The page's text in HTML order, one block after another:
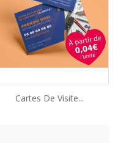
Cartes De Visite...